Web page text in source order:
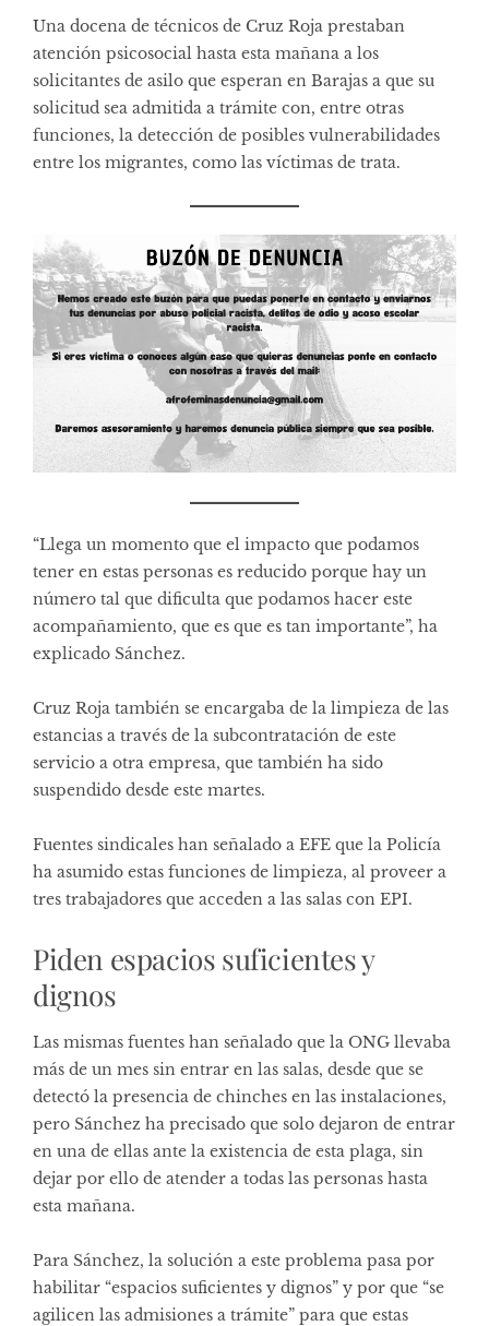
Una docena de técnicos de Cruz Roja prestaban
atención psicosocial hasta esta mañana a los
solicitantes de asilo que esperan en Barajas a que su
solicitud sea admitida a trámite con, entre otras
funciones, la detección de posibles vulnerabilidades
entre los migrantes, como las víctimas de trata.
“Llega un momento que el impacto que podamos
tener en estas personas es reducido porque hay un
número tal que dificulta que podamos hacer este
acompañamiento, que es que es tan importante”, ha
explicado Sánchez.
Cruz Roja también se encargaba de la limpieza de las
estancias a través de la subcontratación de este
servicio a otra empresa, que también ha sido
suspendido desde este martes.
Fuentes sindicales han señalado a EFE que la Policía
ha asumido estas funciones de limpieza, al proveer a
tres trabajadores que acceden a las salas con EPI.
Piden espacios suficientes y
dignos
Las mismas fuentes han señalado que la ONG llevaba
más de un mes sin entrar en las salas, desde que se
detectó la presencia de chinches en las instalaciones,
pero Sánchez ha precisado que solo dejaron de entrar
en una de ellas ante la existencia de esta plaga, sin
dejar por ello de atender a todas las personas hasta
esta mañana.
Para Sánchez, la solución a este problema pasa por
habilitar “espacios suficientes y dignos” y por que “se
agilicen las admisiones a trámite” para que estas